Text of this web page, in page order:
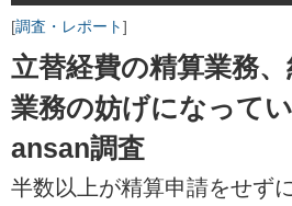
調査・レポート
立替経費の精算業務
業務の妨げになって
ansan調査
半数以上が精算申請をせず